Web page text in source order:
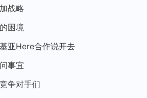
战略
困境
亚Here合作说开去
事宜
争对手们